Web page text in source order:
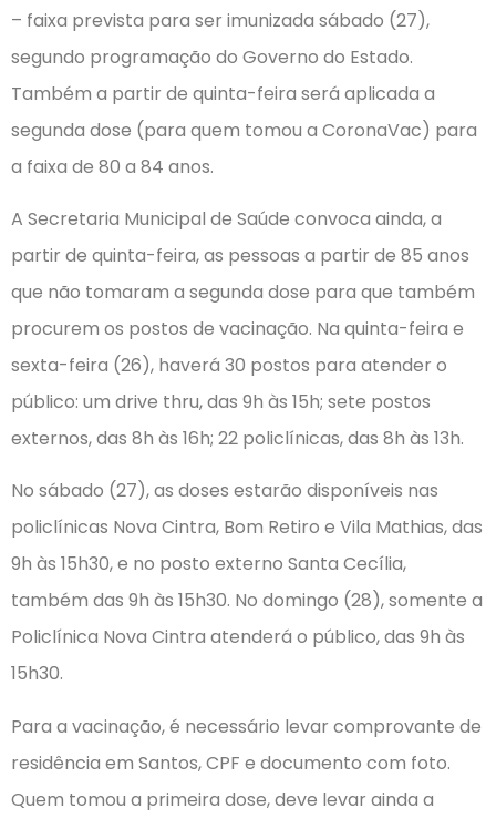
– faixa prevista para ser imunizada sábado (27),
segundo programação do Governo do Estado.
Também a partir de quinta-feira será aplicada a
segunda dose (para quem tomou a CoronaVac) para
a faixa de 80 a 84 anos.
A Secretaria Municipal de Saúde convoca ainda, a
partir de quinta-feira, as pessoas a partir de 85 anos
que não tomaram a segunda dose para que também
procurem os postos de vacinação. Na quinta-feira e
sexta-feira (26), haverá 30 postos para atender o
público: um drive thru, das 9h às 15h; sete postos
externos, das 8h às 16h; 22 policlínicas, das 8h às 13h.
No sábado (27), as doses estarão disponíveis nas
policlínicas Nova Cintra, Bom Retiro e Vila Mathias, das
9h às 15h30, e no posto externo Santa Cecília,
também das 9h às 15h30. No domingo (28), somente a
Policlínica Nova Cintra atenderá o público, das 9h às
15h30.
Para a vacinação, é necessário levar comprovante de
residência em Santos, CPF e documento com foto.
Quem tomou a primeira dose, deve levar ainda a